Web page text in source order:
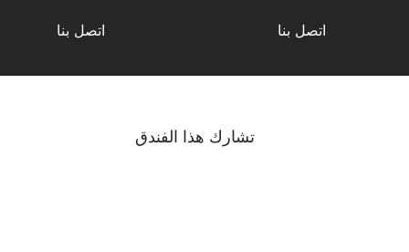
اتصل بنا اتصل بنا
تشارك هذا الفندق